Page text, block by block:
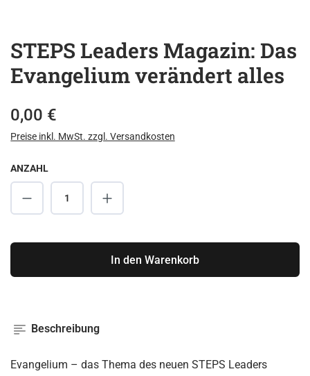
STEPS Leaders Magazin: Das
Evangelium verändert alles
Regulärer Preis:
0,00 €
Preise inkl. MwSt. zzgl. Versandkosten
ANZAHL
Produkt Anzahl: Gib den gewünschten
In den Warenkorb
Beschreibung
Evangelium – das Thema des neuen STEPS Leaders